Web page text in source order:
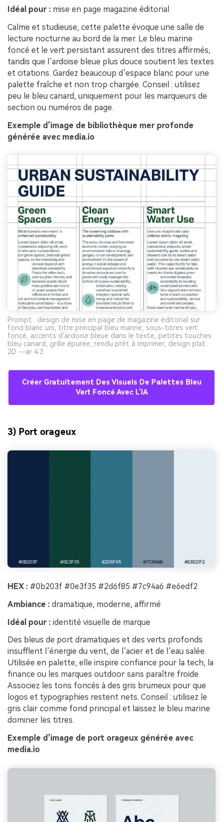
Idéal pour : mise en page magazine éditorial
Calme et studieuse, cette palette évoque une salle de
lecture nocturne au bord de la mer. Le bleu marine
foncé et le vert persistant assurent des titres affirmés,
tandis que l’ardoise bleue plus douce soutient les textes
et citations. Gardez beaucoup d’espace blanc pour une
palette fraîche et non trop chargée. Conseil : utilisez
peu le bleu canard, uniquement pour les marqueurs de
section ou numéros de page.
Exemple d’image de bibliothèque mer profonde
générée avec media.io
Prompt : design de mise en page de magazine éditorial sur
fond blanc uni, titre principal bleu marine, sous-titres vert
foncé, accents d’ardoise bleue dans le texte, petites touches
bleu canard, grille épurée, rendu prêt à imprimer, design plat
2D --ar 4:3
Créer Gratuitement Des Visuels De Palettes Bleu
Vert Foncé Avec L’IA
3) Port orageux
HEX : #0b203f #0e3f35 #2d6f85 #7c94a6 #e6edf2
Ambiance : dramatique, moderne, affirmé
Idéal pour : identité visuelle de marque
Des bleus de port dramatiques et des verts profonds
insufflent l’énergie du vent, de l’acier et de l’eau salée.
Utilisée en palette, elle inspire confiance pour la tech, la
finance ou les marques outdoor sans paraître froide.
Associez les tons foncés à des gris brumeux pour que
logos et typographies restent nets. Conseil : utilisez le
gris clair comme fond principal et laissez le bleu marine
dominer les titres.
Exemple d’image de port orageux générée avec
media.io